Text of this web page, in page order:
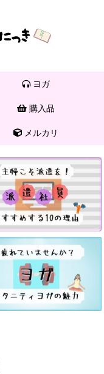
ヨガ
購入品
メルカリ